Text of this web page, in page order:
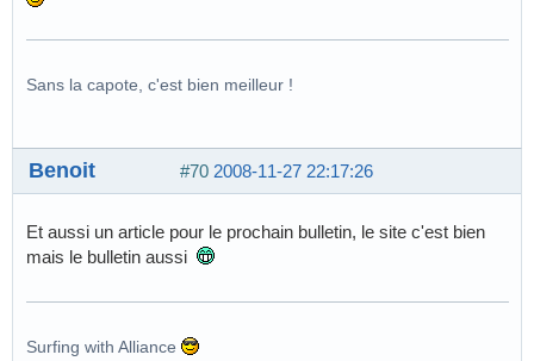
Sans la capote, c'est bien meilleur !
#70 2008-11-27 22:17:26
Benoit
Et aussi un article pour le prochain bulletin, le site c'est bien
mais le bulletin aussi
Surfing with Alliance